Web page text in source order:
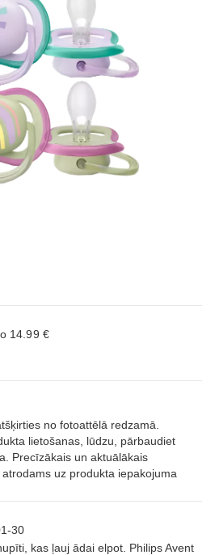
14.99 €
30
kas ļauj ādai elpot. Philips Avent
no fotoattēlā redzamā.
lietošanas, lūdzu, pārbaudiet
Precīzākais un aktuālākais
uz produkta iepakojuma